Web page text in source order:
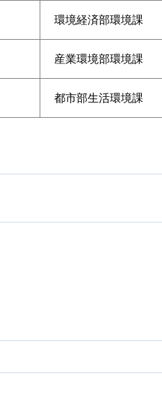
環境経済部環境課
産業環境部環境課
都市部生活環境課